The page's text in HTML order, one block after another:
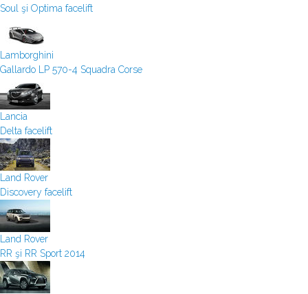
Soul şi Optima facelift
Lamborghini
Gallardo LP 570-4 Squadra Corse
Lancia
Delta facelift
Land Rover
Discovery facelift
Land Rover
RR şi RR Sport 2014